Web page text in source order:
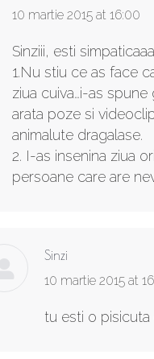
says:
10 martie 2015 at 16:00
Sinziii, esti
1.Nu stiu ce as face
ziua cuiva…i-as spune
arata poze si
animalute dragalase.
2. I-as insenina ziua
persoane care are
Sinzi
says:
10 martie 2015 at
tu esti o pisicuta